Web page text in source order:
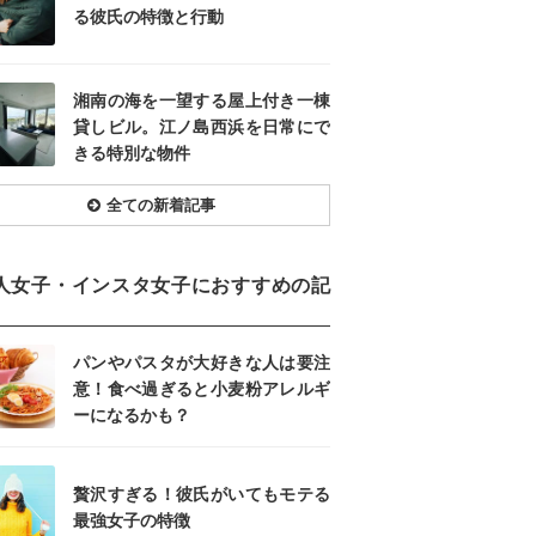
る彼氏の特徴と行動
湘南の海を一望する屋上付き一棟
貸しビル。江ノ島西浜を日常にで
きる特別な物件
全ての新着記事
女子・インスタ女子におすすめの記
パンやパスタが大好きな人は要注
意！食べ過ぎると小麦粉アレルギ
ーになるかも？
贅沢すぎる！彼氏がいてもモテる
最強女子の特徴